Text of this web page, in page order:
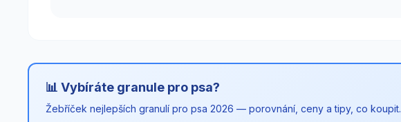
📊 Vybíráte granule pro psa?
Žebříček nejlepších granulí pro psa 2026 — porovnání, ceny a tipy, co koupit.